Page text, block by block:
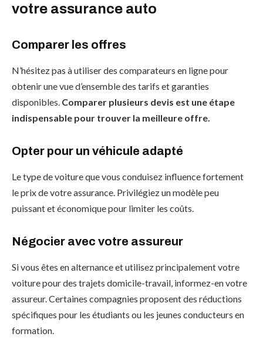
votre assurance auto
Comparer les offres
N’hésitez pas à utiliser des comparateurs en ligne pour
obtenir une vue d’ensemble des tarifs et garanties
disponibles. Comparer plusieurs devis est une étape
indispensable pour trouver la meilleure offre.
Opter pour un véhicule adapté
Le type de voiture que vous conduisez influence fortement
le prix de votre assurance. Privilégiez un modèle peu
puissant et économique pour limiter les coûts.
Négocier avec votre assureur
Si vous êtes en alternance et utilisez principalement votre
voiture pour des trajets domicile-travail, informez-en votre
assureur. Certaines compagnies proposent des réductions
spécifiques pour les étudiants ou les jeunes conducteurs en
formation.